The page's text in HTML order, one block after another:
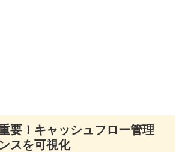
要！キャッシュフロー管理
スを可視化